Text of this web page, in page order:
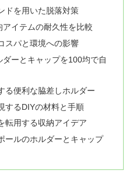
ドを用いた脱落対策
イテムの耐久性を比較
スパと環境への影響
ダーとキャップを100均で自
る便利な脇差しホルダー
するDIYの材料と手順
転用する収納アイデア
ールのホルダーとキャップ